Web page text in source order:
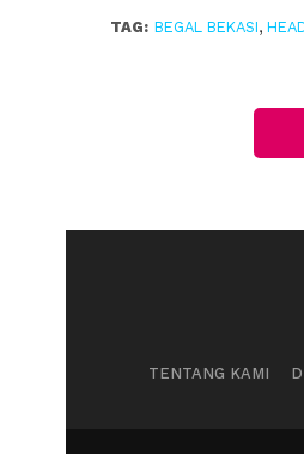
TAG: BEGAL BEKASI,
TENTANG KAMI